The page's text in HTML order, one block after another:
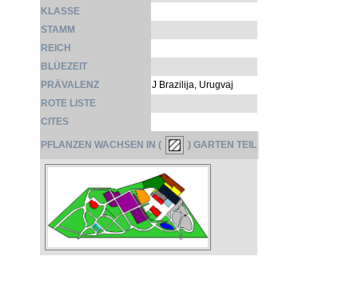
KLASSE
STAMM
REICH
BLÜEZEIT
PRÄVALENZ
J Brazilija, Urugvaj
ROTE LISTE
CITES
PFLANZEN WACHSEN IN ( ) GARTEN TEIL